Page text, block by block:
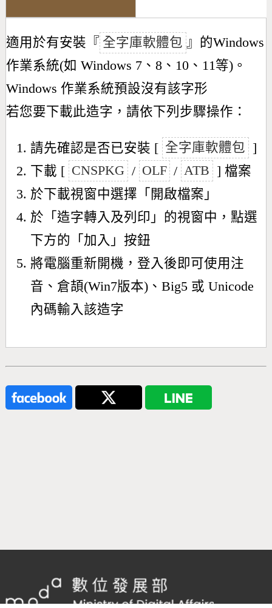
適用於有安裝『 全字庫軟體包 』的Windows
作業系統(如 Windows 7、8、10、11等)。
Windows 作業系統預設沒有該字形
若您要下載此造字，請依下列步驟操作：
請先確認是否已安裝 [ 全字庫軟體包 ]
下載 [ CNSPKG / OLF / ATB ] 檔案
於下載視窗中選擇「開啟檔案」
於「造字轉入及列印」的視窗中，點選
下方的「加入」按鈕
將電腦重新開機，登入後即可使用注
音、倉頡(Win7版本)、Big5 或 Unicode
內碼輸入該造字